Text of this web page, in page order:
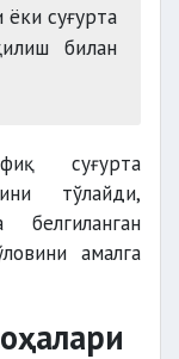
суғурта
билан
суғурта
тўлайди,
амалга